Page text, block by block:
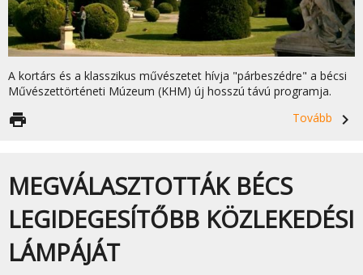
A kortárs és a klasszikus művészetet hívja "párbeszédre" a bécsi
Művészettörténeti Múzeum (KHM) új hosszú távú programja.
Tovább
navigate_next
print
MEGVÁLASZTOTTÁK BÉCS
LEGIDEGESÍTŐBB KÖZLEKEDÉSI
LÁMPÁJÁT